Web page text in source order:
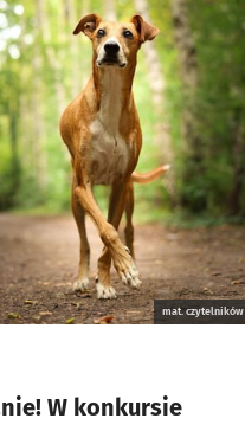
mat. czytelników
W konkursie